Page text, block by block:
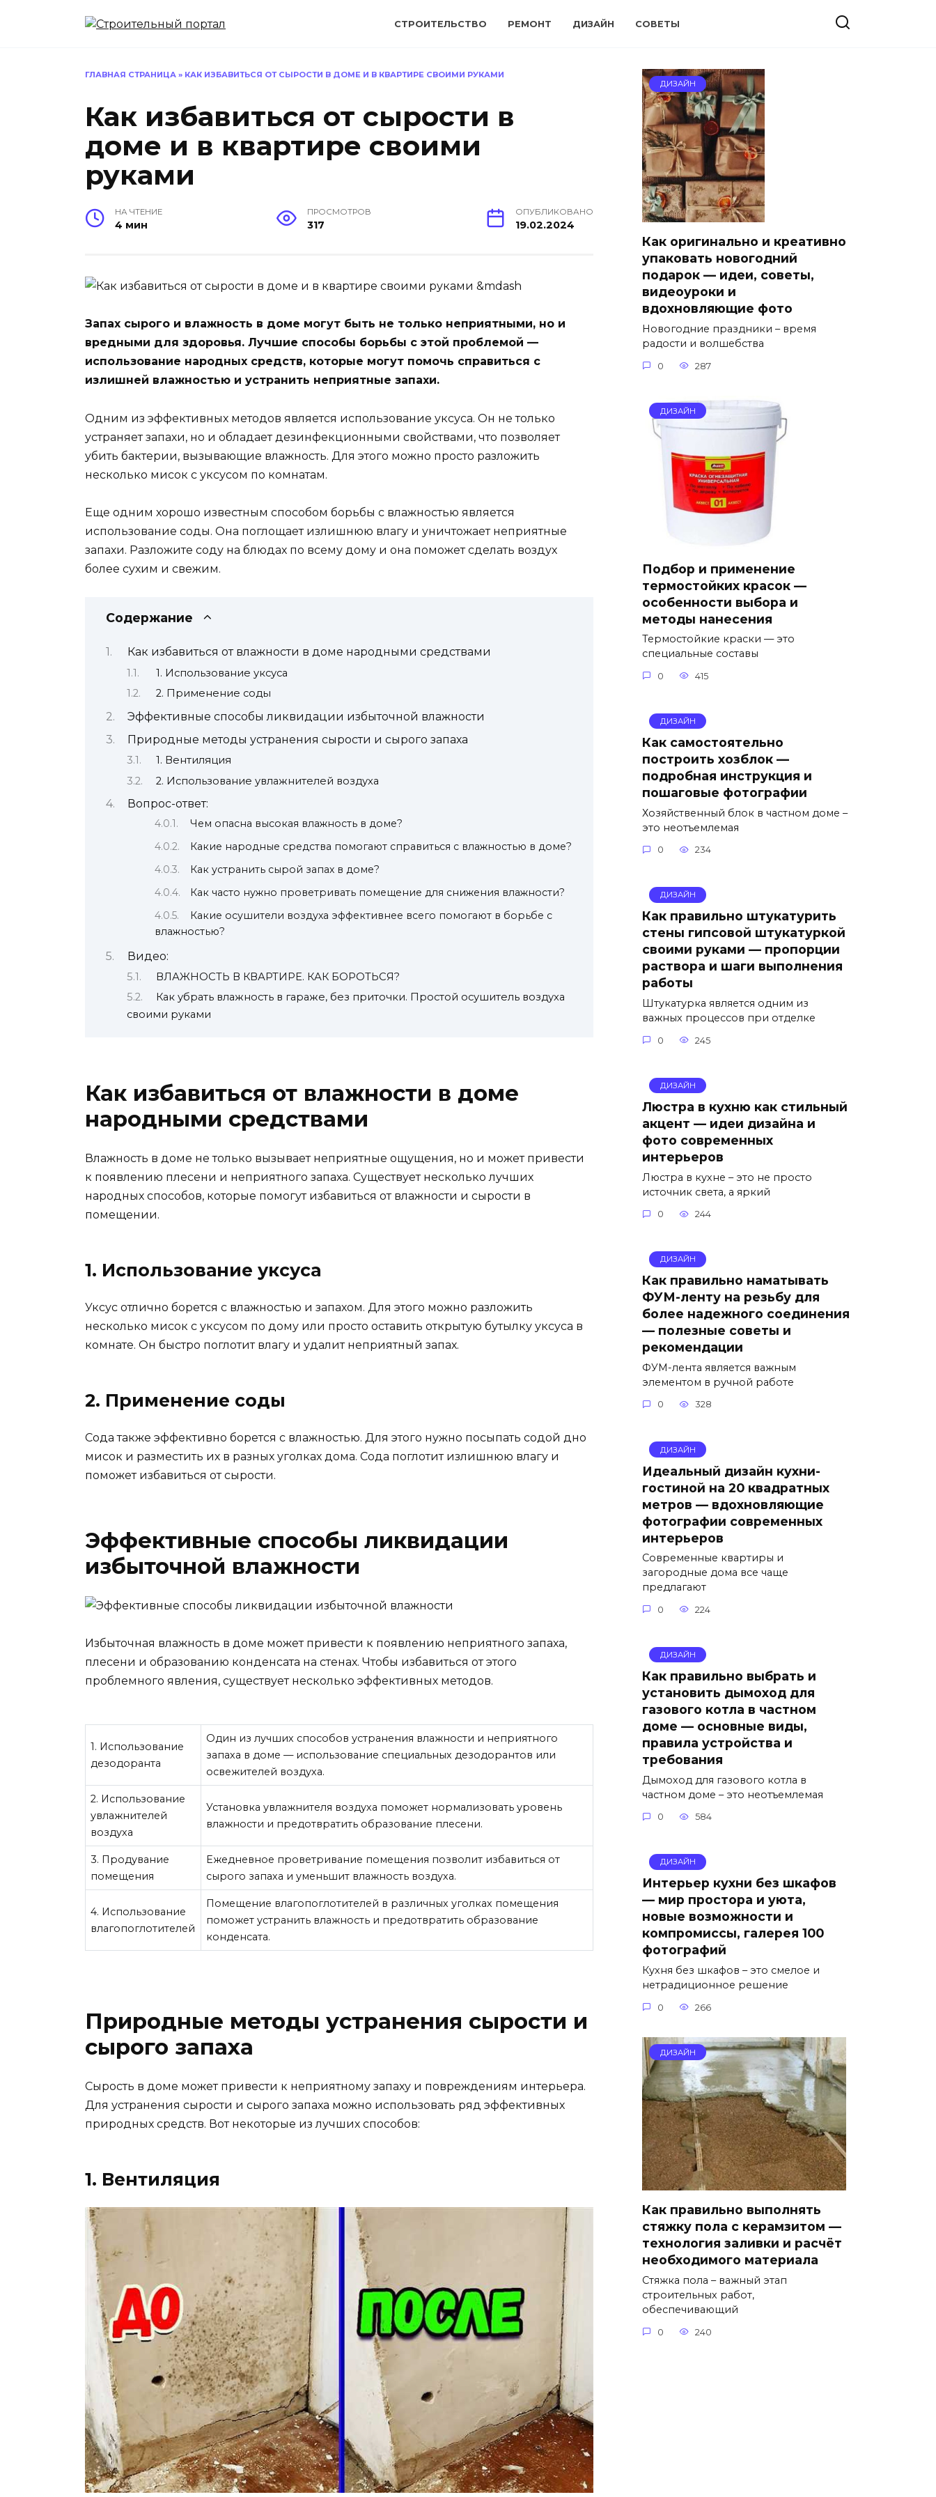
СТРОИТЕЛЬСТВО РЕМОНТ ДИЗАЙН СОВЕТЫ
ГЛАВНАЯ СТРАНИЦА » КАК ИЗБАВИТЬСЯ ОТ СЫРОСТИ В ДОМЕ И В КВАРТИРЕ СВОИМИ РУКАМИ
Как избавиться от сырости в
доме и в квартире своими
руками
НА ЧТЕНИЕ
4 мин
ПРОСМОТРОВ
317
ОПУБЛИКОВАНО
19.02.2024
Запах сырого и влажность в доме могут быть не только неприятными, но и
вредными для здоровья. Лучшие способы борьбы с этой проблемой —
использование народных средств, которые могут помочь справиться с
излишней влажностью и устранить неприятные запахи.
Одним из эффективных методов является использование уксуса. Он не только
устраняет запахи, но и обладает дезинфекционными свойствами, что позволяет
убить бактерии, вызывающие влажность. Для этого можно просто разложить
несколько мисок с уксусом по комнатам.
Еще одним хорошо известным способом борьбы с влажностью является
использование соды. Она поглощает излишнюю влагу и уничтожает неприятные
запахи. Разложите соду на блюдах по всему дому и она поможет сделать воздух
более сухим и свежим.
Содержание
Как избавиться от влажности в доме народными средствами
1. Использование уксуса
2. Применение соды
Эффективные способы ликвидации избыточной влажности
Природные методы устранения сырости и сырого запаха
1. Вентиляция
2. Использование увлажнителей воздуха
Вопрос-ответ:
Чем опасна высокая влажность в доме?
Какие народные средства помогают справиться с влажностью в доме?
Как устранить сырой запах в доме?
Как часто нужно проветривать помещение для снижения влажности?
Какие осушители воздуха эффективнее всего помогают в борьбе с
влажностью?
Видео:
ВЛАЖНОСТЬ В КВАРТИРЕ. КАК БОРОТЬСЯ?
Как убрать влажность в гараже, без приточки. Простой осушитель воздуха
своими руками
Как избавиться от влажности в доме
народными средствами
Влажность в доме не только вызывает неприятные ощущения, но и может привести
к появлению плесени и неприятного запаха. Существует несколько лучших
народных способов, которые помогут избавиться от влажности и сырости в
помещении.
1. Использование уксуса
Уксус отлично борется с влажностью и запахом. Для этого можно разложить
несколько мисок с уксусом по дому или просто оставить открытую бутылку уксуса в
комнате. Он быстро поглотит влагу и удалит неприятный запах.
2. Применение соды
Сода также эффективно борется с влажностью. Для этого нужно посыпать содой дно
мисок и разместить их в разных уголках дома. Сода поглотит излишнюю влагу и
поможет избавиться от сырости.
Эффективные способы ликвидации
избыточной влажности
Избыточная влажность в доме может привести к появлению неприятного запаха,
плесени и образованию конденсата на стенах. Чтобы избавиться от этого
проблемного явления, существует несколько эффективных методов.
1. Использование
дезодоранта
Один из лучших способов устранения влажности и неприятного
запаха в доме — использование специальных дезодорантов или
освежителей воздуха.
2. Использование
увлажнителей
воздуха
Установка увлажнителя воздуха поможет нормализовать уровень
влажности и предотвратить образование плесени.
3. Продувание
помещения
Ежедневное проветривание помещения позволит избавиться от
сырого запаха и уменьшит влажность воздуха.
4. Использование
влагопоглотителей
Помещение влагопоглотителей в различных уголках помещения
поможет устранить влажность и предотвратить образование
конденсата.
Природные методы устранения сырости и
сырого запаха
Сырость в доме может привести к неприятному запаху и повреждениям интерьера.
Для устранения сырости и сырого запаха можно использовать ряд эффективных
природных средств. Вот некоторые из лучших способов:
1. Вентиляция
ДИЗАЙН
Как оригинально и креативно
упаковать новогодний
подарок — идеи, советы,
видеоуроки и
вдохновляющие фото
Новогодние праздники – время
радости и волшебства
0 287
ДИЗАЙН
Подбор и применение
термостойких красок —
особенности выбора и
методы нанесения
Термостойкие краски — это
специальные составы
0 415
ДИЗАЙН
Как самостоятельно
построить хозблок —
подробная инструкция и
пошаговые фотографии
Хозяйственный блок в частном доме –
это неотъемлемая
0 234
ДИЗАЙН
Как правильно штукатурить
стены гипсовой штукатуркой
своими руками — пропорции
раствора и шаги выполнения
работы
Штукатурка является одним из
важных процессов при отделке
0 245
ДИЗАЙН
Люстра в кухню как стильный
акцент — идеи дизайна и
фото современных
интерьеров
Люстра в кухне – это не просто
источник света, а яркий
0 244
ДИЗАЙН
Как правильно наматывать
ФУМ-ленту на резьбу для
более надежного соединения
— полезные советы и
рекомендации
ФУМ-лента является важным
элементом в ручной работе
0 328
ДИЗАЙН
Идеальный дизайн кухни-
гостиной на 20 квадратных
метров — вдохновляющие
фотографии современных
интерьеров
Современные квартиры и
загородные дома все чаще
предлагают
0 224
ДИЗАЙН
Как правильно выбрать и
установить дымоход для
газового котла в частном
доме — основные виды,
правила устройства и
требования
Дымоход для газового котла в
частном доме – это неотъемлемая
0 584
ДИЗАЙН
Интерьер кухни без шкафов
— мир простора и уюта,
новые возможности и
компромиссы, галерея 100
фотографий
Кухня без шкафов – это смелое и
нетрадиционное решение
0 266
ДИЗАЙН
Как правильно выполнять
стяжку пола с керамзитом —
технология заливки и расчёт
необходимого материала
Стяжка пола – важный этап
строительных работ,
обеспечивающий
0 240